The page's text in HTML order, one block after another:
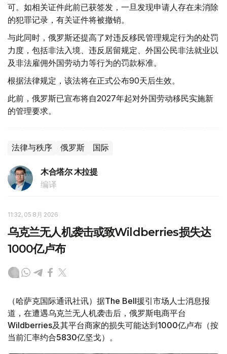
可。如相关证件此前已获签发，一旦发现申请人存在未消除
的犯罪记录，有关证件将被撤销。
与此同时，俄罗斯还提高了对违反移民管理规定行为的处罚
力度，包括非法入境、违反居留规定、外国公民非法就业以
及非法雇佣外国劳动力等行为的罚款标准。
根据法律规定，该法将在正式公布90天后生效。
此前，俄罗斯已宣布将自2027年起对外国劳动移民实施新
的管理要求。
法律与秩序 俄罗斯 国际
木合塔尔 木拉提
编译
11:32, 05 8月 2026
乌克兰无人机袭击或致Wildberries损失达
1000亿卢布
（哈萨克国际通讯社讯）据The Bell援引市场人士消息报
道，在遭遇乌克兰无人机袭击后，俄罗斯电商平台
Wildberries及其平台商家的损失可能达到1000亿卢布（按
当前汇率约合5830亿坚戈）。